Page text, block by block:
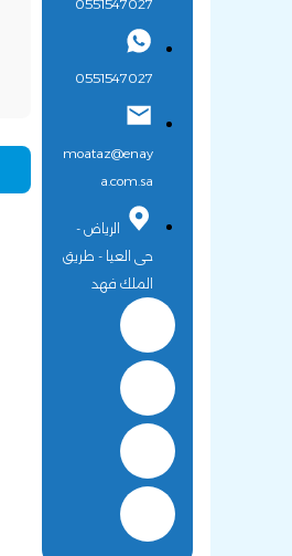
0551547027
0551547027
moataz@enay
a.com.sa
الرياض -
حى العيا - طريق
الملك فهد